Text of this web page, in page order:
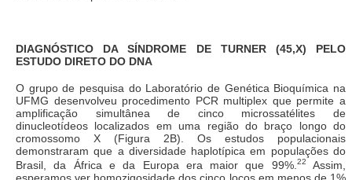
DIAGNÓSTICO DA SÍNDROME DE TURNER (45,X) PELO
ESTUDO DIRETO DO DNA
O grupo de pesquisa do Laboratório de Genética Bioquímica na
UFMG desenvolveu procedimento PCR multiplex que permite a
amplificação simultânea de cinco microssatélites de
dinucleotídeos localizados em uma região do braço longo do
cromossomo X (Figura 2B). Os estudos populacionais
demonstraram que a diversidade haplotípica em populações do
Brasil, da África e da Europa era maior que 99%. 22
Assim,
esperamos ver homozigosidade dos cinco locos em menos de 1%